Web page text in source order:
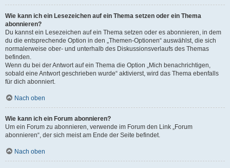
Wie kann ich ein Lesezeichen auf ein Thema setzen oder ein Thema
abonnieren?
Du kannst ein Lesezeichen auf ein Thema setzen oder es abonnieren, in dem
du die entsprechende Option in den „Themen-Optionen“ auswählst, die sich
normalerweise ober- und unterhalb des Diskussionsverlaufs des Themas
befinden.
Wenn du bei der Antwort auf ein Thema die Option „Mich benachrichtigen,
sobald eine Antwort geschrieben wurde“ aktivierst, wird das Thema ebenfalls
für dich abonniert.
Nach oben
Wie kann ich ein Forum abonnieren?
Um ein Forum zu abonnieren, verwende im Forum den Link „Forum
abonnieren“, der sich meist am Ende der Seite befindet.
Nach oben